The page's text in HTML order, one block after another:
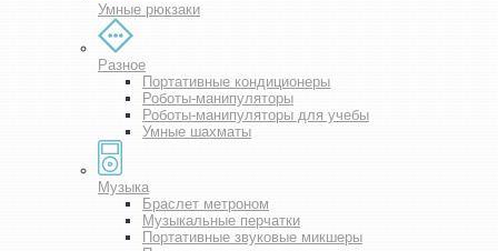
Умные рюкзаки
Разное
Портативные кондиционеры
Роботы-манипуляторы
Роботы-манипуляторы для учебы
Умные шахматы
Музыка
Браслет метроном
Музыкальные перчатки
Портативные звуковые микшеры